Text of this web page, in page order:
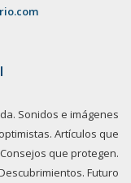
Sonidos e imágenes
Artículos que
que protegen.
Futuro